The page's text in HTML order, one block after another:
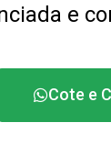
e
Cote e